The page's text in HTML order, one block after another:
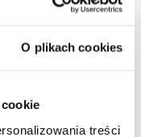
O plikach cookies
treści